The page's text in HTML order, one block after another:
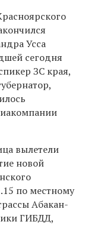
Усса
сегодня
ЗС края,
вылетели
новой
по местному
Абакан-
ГИБДД,